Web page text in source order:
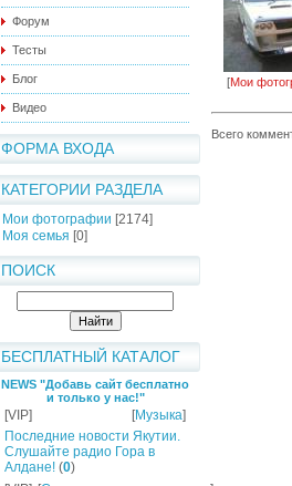
Форум
Тесты
Блог
Видео
ФОРМА ВХОДА
КАТЕГОРИИ РАЗДЕЛА
Мои фотографии [2174]
Моя семья [0]
ПОИСК
БЕСПЛАТНЫЙ КАТАЛОГ
NEWS "Добавь сайт бесплатно
и только у нас!"
[VIP] [Музыка]
Последние новости Якутии.
Слушайте радио Гора в
Алдане! (0)
[Мои
Всего